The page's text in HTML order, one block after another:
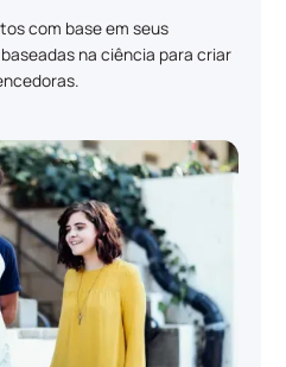
com base em seus
na ciência para criar